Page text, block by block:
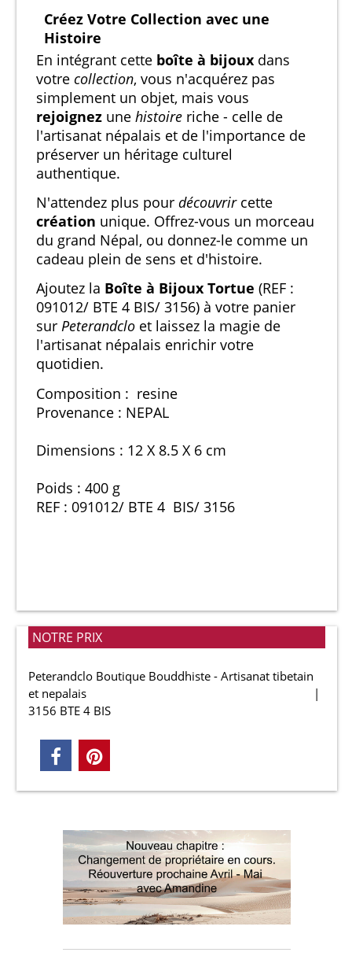
Créez Votre Collection avec une
Histoire
En intégrant cette boîte à bijoux dans
votre collection, vous n'acquérez pas
simplement un objet, mais vous
rejoignez une histoire riche - celle de
l'artisanat népalais et de l'importance de
préserver un héritage culturel
authentique.
N'attendez plus pour découvrircette
création unique. Offrez-vous un morceau
du grand Népal, ou donnez-le comme un
cadeau plein de sens et d'histoire.
Ajoutez la Boîte à Bijoux Tortue (REF :
091012/ BTE 4 BIS/ 3156) à votre panier
sur Peterandclo et laissez la magie de
l'artisanat népalais enrichir votre
quotidien.
Composition : resine
Provenance : NEPAL
Dimensions : 12 X 8.5 X 6 cm
Poids : 400 g
REF : 091012/ BTE 4 BIS/ 3156
NOTRE PRIX
Peterandclo Boutique Bouddhiste - Artisanat tibetain
et nepalais
3156 BTE 4 BIS